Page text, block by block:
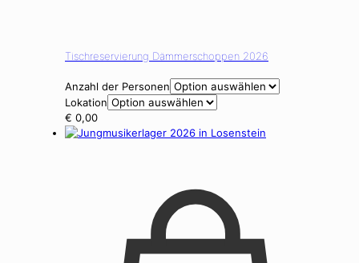
Tischreservierung Dämmerschoppen 2026
Anzahl der Personen
Lokation
€ 0,00